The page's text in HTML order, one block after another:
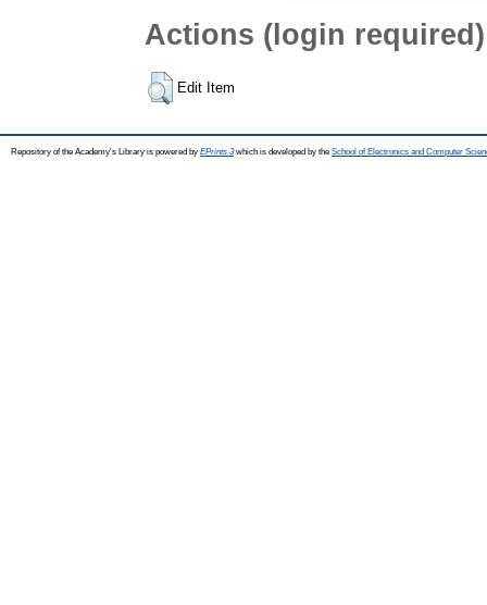
Actions (login required)
Edit Item
Repository of the Academy's Library is powered by EPrints 3which is developed by the School of Electronics and Computer